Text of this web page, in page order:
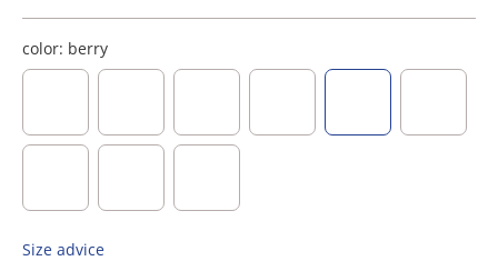
color: berry
Size advice